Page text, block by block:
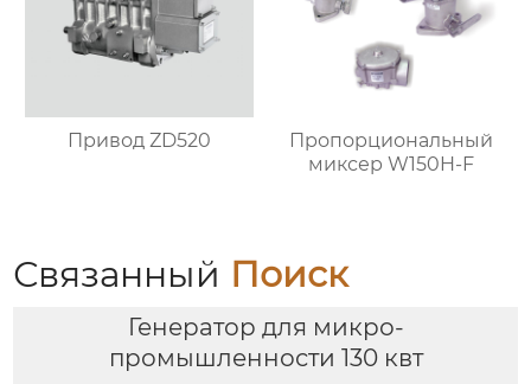
Привод ZD520
Пропорциональный
миксер W150H-F
Связанный Поиск
Генератор для микро-
промышленности 130 квт